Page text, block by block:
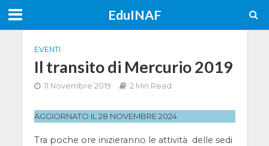
EduINAF
EVENTI
Il transito di Mercurio 2019
11 Novembre 2019 2 Min Read
AGGIORNATO IL 28 NOVEMBRE 2024
Tra poche ore inizieranno le attività delle sedi